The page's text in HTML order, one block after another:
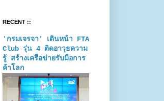
RECENT ::
'กรมเจรจา' เดินหน้า FTA
Club รุ่น 4 ติดอาวุธความ
รู้ สร้างเครือข่ายรับมือการ
ค้าโลก